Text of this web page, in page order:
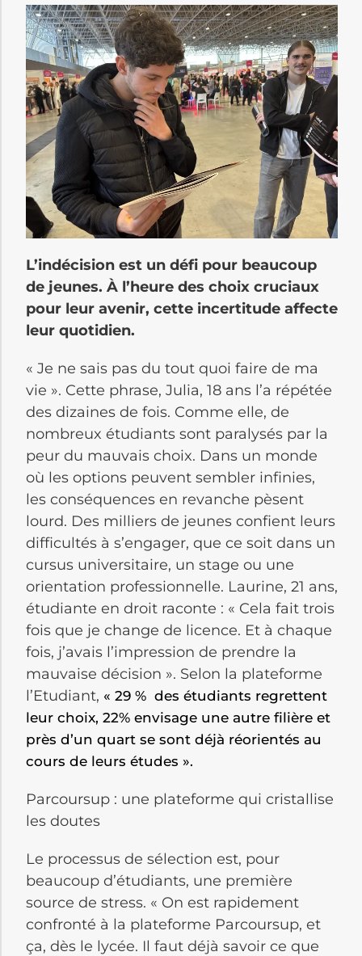
L’indécision est un défi pour beaucoup
de jeunes. À l’heure des choix cruciaux
pour leur avenir, cette incertitude affecte
leur quotidien.
« Je ne sais pas du tout quoi faire de ma
vie ». Cette phrase, Julia, 18 ans l’a répétée
des dizaines de fois. Comme elle, de
nombreux étudiants sont paralysés par la
peur du mauvais choix. Dans un monde
où les options peuvent sembler infinies,
les conséquences en revanche pèsent
lourd. Des milliers de jeunes confient leurs
difficultés à s’engager, que ce soit dans un
cursus universitaire, un stage ou une
orientation professionnelle. Laurine, 21 ans,
étudiante en droit raconte : « Cela fait trois
fois que je change de licence. Et à chaque
fois, j’avais l’impression de prendre la
mauvaise décision ». Selon la plateforme
l’Etudiant, « 29 % des étudiants regrettent
leur choix, 22% envisage une autre filière et
près d’un quart se sont déjà réorientés au
cours de leurs études ».
Parcoursup : une plateforme qui cristallise
les doutes
Le processus de sélection est, pour
beaucoup d’étudiants, une première
source de stress. « On est rapidement
confronté à la plateforme Parcoursup, et
ça, dès le lycée. Il faut déjà savoir ce que